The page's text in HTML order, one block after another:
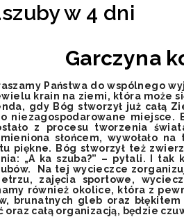
w 4 dni
Garczyna
Państwa do wspólnego
krain na ziemi, która może
gdy Bóg stworzył już całą
niezagospodarowane miejsce.
z procesu tworzenia
słońcem, wywołało
piękne. Bóg stworzył też
„A ka szuba?” – pytali. I tak
Na tej wycieczce
zajęcia sportowe,
również okolice, która z
brunatnych gleb oraz
oraz całą organizacją, będzie